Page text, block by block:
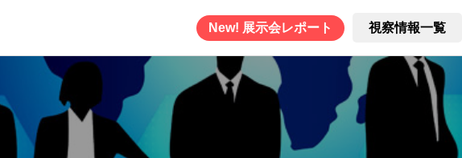
New! 展示会レポート 視察情報一覧